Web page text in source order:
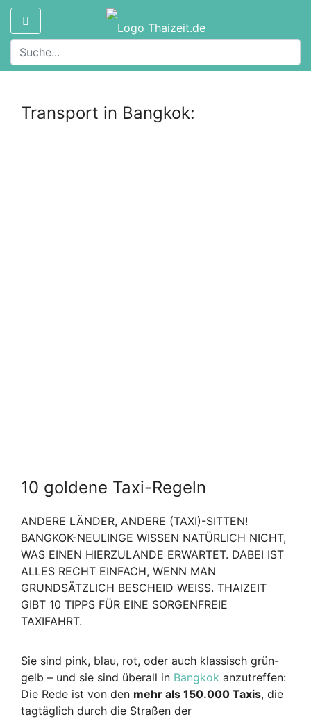
Transport in Bangkok:
10 goldene Taxi-Regeln
ANDERE LÄNDER, ANDERE (TAXI)-SITTEN!
BANGKOK-NEULINGE WISSEN NATÜRLICH NICHT,
WAS EINEN HIERZULANDE ERWARTET. DABEI IST
ALLES RECHT EINFACH, WENN MAN
GRUNDSÄTZLICH BESCHEID WEISS. THAIZEIT G
IBT 10 TIPPS FÜR EINE SORGENFREIE T
AXIFAHRT.
Sie sind pink, blau, rot, oder auch klassisch grün-
gelb – und sie sind überall in Bangkok anzutreffen:
Die Rede ist von den mehr als 150.000 Taxis, die
tagtäglich durch die Straßen der